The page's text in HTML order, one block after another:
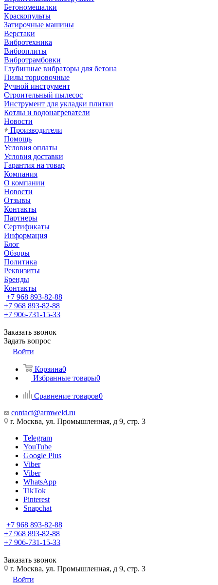
Бетономешалки
Краскопульты
Затирочные машины
Верстаки
Вибротехника
Виброплиты
Вибротрамбовки
Глубинные вибраторы для бетона
Пилы торцовочные
Ручной инструмент
Строительный пылесос
Инструмент для укладки плитки
Котлы и водонагреватели
Новости
Производители
Помощь
Условия оплаты
Условия доставки
Гарантия на товар
Компания
О компании
Новости
Отзывы
Контакты
Партнеры
Сертификаты
Информация
Блог
Обзоры
Политика
Реквизиты
Бренды
Контакты
+7 968 893-82-88
+7 968 893-82-88
+7 906-731-15-33
Заказать звонок
Задать вопрос
Войти
Корзина0
Избранные товары0
Сравнение товаров0
contact@armweld.ru
г. Москва, ул. Промышленная, д 9, стр. 3
Telegram
YouTube
Google Plus
Viber
Viber
WhatsApp
TikTok
Pinterest
Snapchat
+7 968 893-82-88
+7 968 893-82-88
+7 906-731-15-33
Заказать звонок
г. Москва, ул. Промышленная, д 9, стр. 3
Войти